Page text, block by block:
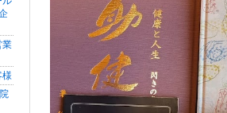
業
様